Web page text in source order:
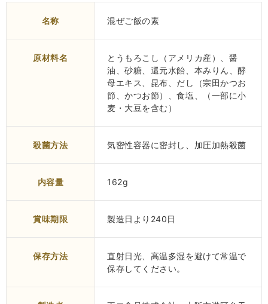
名称 混ぜご飯の素
原材料名
とうもろこし（アメリカ産）、醤
油、砂糖、還元水飴、本みりん、酵
母エキス、昆布、だし（宗田かつお
節、かつお節）、食塩、（一部に小
麦・大豆を含む）
殺菌方法 気密性容器に密封し、加圧加熱殺菌
内容量 162g
賞味期限 製造日より240日
保存方法
直射日光、高温多湿を避けて常温で
保存してください。